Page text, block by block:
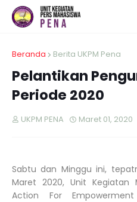
Beranda Berita UKPM Pena
Pelantikan
Periode 2020
UKPM PENA Maret 01, 2020
Sabtu dan Minggu ini,
Maret 2020, Unit Kegiatan
Action For